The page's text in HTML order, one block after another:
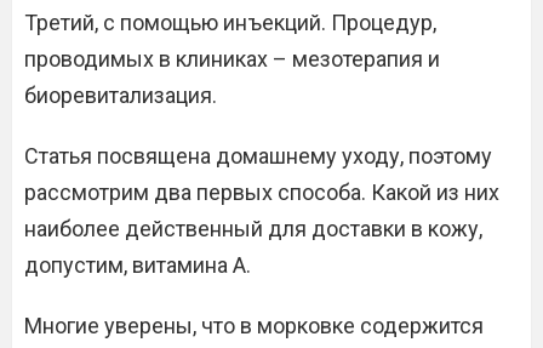
Третий, с помощью инъекций. Процедур,
проводимых в клиниках – мезотерапия и
биоревитализация.
Статья посвящена домашнему уходу, поэтому
рассмотрим два первых способа. Какой из них
наиболее действенный для доставки в кожу,
допустим, витамина А.
Многие уверены, что в морковке содержится